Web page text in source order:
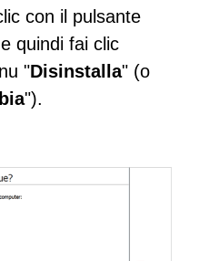
con il pulsante
quindi fai clic
"Disinstalla" (o
").